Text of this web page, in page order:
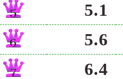
5.1
5.6
6.4